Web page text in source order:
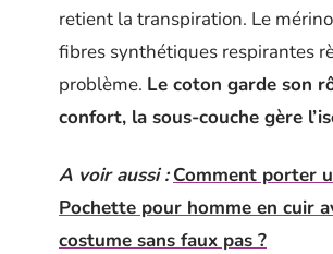
retient la transpiration. Le
fibres synthétiques respirantes
problème. Le coton garde son
confort, la sous-couche gère
A voir aussi : Comment porter
Pochette pour homme en cuir
costume sans faux pas ?